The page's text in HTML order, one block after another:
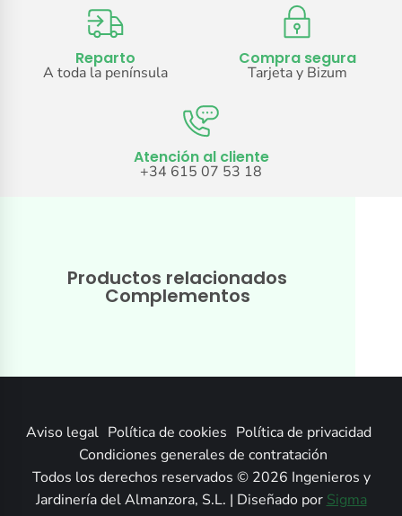
Reparto
A toda la península
Compra segura
Tarjeta y Bizum
Atención al cliente
+34 615 07 53 18
Productos relacionados
Complementos
Aviso legal Política de cookies Política de privacidad
Condiciones generales de contratación
Todos los derechos reservados © 2026 Ingenieros y
Jardinería del Almanzora, S.L. | Diseñado por Sigma